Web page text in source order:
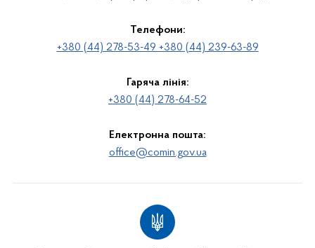
Телефони:
+380 (44) 278-53-49 +380 (44) 239-63-89
Гаряча лінія:
+380 (44) 278-64-52
Електронна пошта:
office@comin.gov.ua